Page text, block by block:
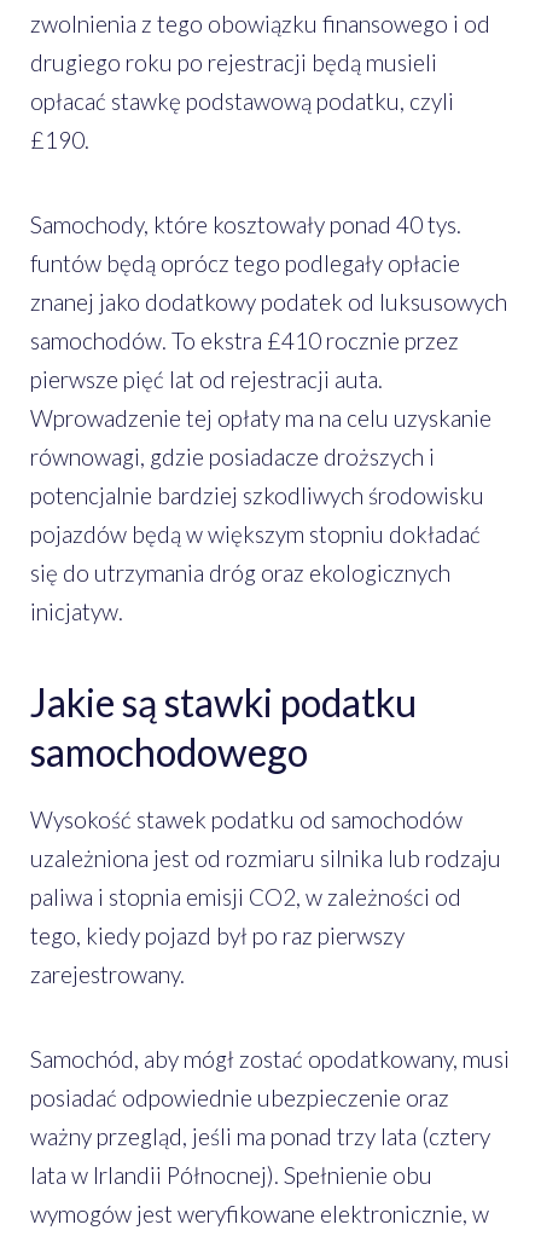
zwolnienia z tego obowiązku finansowego i od
drugiego roku po rejestracji będą musieli
opłacać stawkę podstawową podatku, czyli
£190.
Samochody, które kosztowały ponad 40 tys.
funtów będą oprócz tego podlegały opłacie
znanej jako dodatkowy podatek od luksusowych
samochodów. To ekstra £410 rocznie przez
pierwsze pięć lat od rejestracji auta.
Wprowadzenie tej opłaty ma na celu uzyskanie
równowagi, gdzie posiadacze droższych i
potencjalnie bardziej szkodliwych środowisku
pojazdów będą w większym stopniu dokładać
się do utrzymania dróg oraz ekologicznych
inicjatyw.
Jakie są stawki podatku
samochodowego
Wysokość stawek podatku od samochodów
uzależniona jest od rozmiaru silnika lub rodzaju
paliwa i stopnia emisji CO2, w zależności od
tego, kiedy pojazd był po raz pierwszy
zarejestrowany.
Samochód, aby mógł zostać opodatkowany, musi
posiadać odpowiednie ubezpieczenie oraz
ważny przegląd, jeśli ma ponad trzy lata (cztery
lata w Irlandii Północnej). Spełnienie obu
wymogów jest weryfikowane elektronicznie, w